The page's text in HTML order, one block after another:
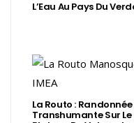
L’Eau Au Pays Du
La Routo : Randonnée
Transhumante Sur Le